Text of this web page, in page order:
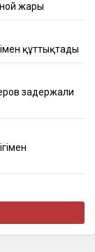
жары
құттықтады
задержали
на